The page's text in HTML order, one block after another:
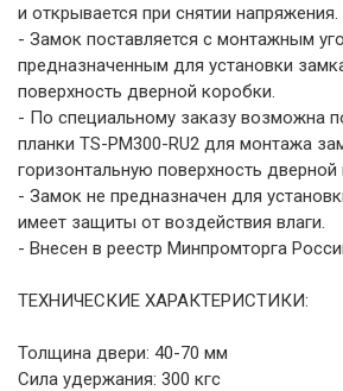
и открывается при снятии напряжения.
- Замок поставляется с монтажным
предназначенным для установки
поверхность дверной коробки.
- По специальному заказу возможна
планки TS-PM300-RU2 для монтажа
горизонтальную поверхность дверной
- Замок не предназначен для
имеет защиты от воздействия влаги.
- Внесен в реестр Минпромторга
ТЕХНИЧЕСКИЕ ХАРАКТЕРИСТИКИ:
Толщина двери: 40-70 мм
Сила удержания: 300 кгс